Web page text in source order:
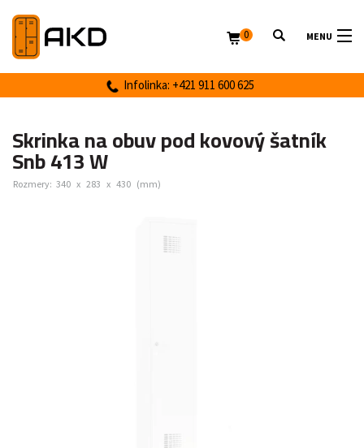
MENU
Infolinka: +421 911 600 625
0
Skrinka na obuv pod kovový šatník
Snb 413 W
Rozmery: 340 x 283 x 430 (mm)